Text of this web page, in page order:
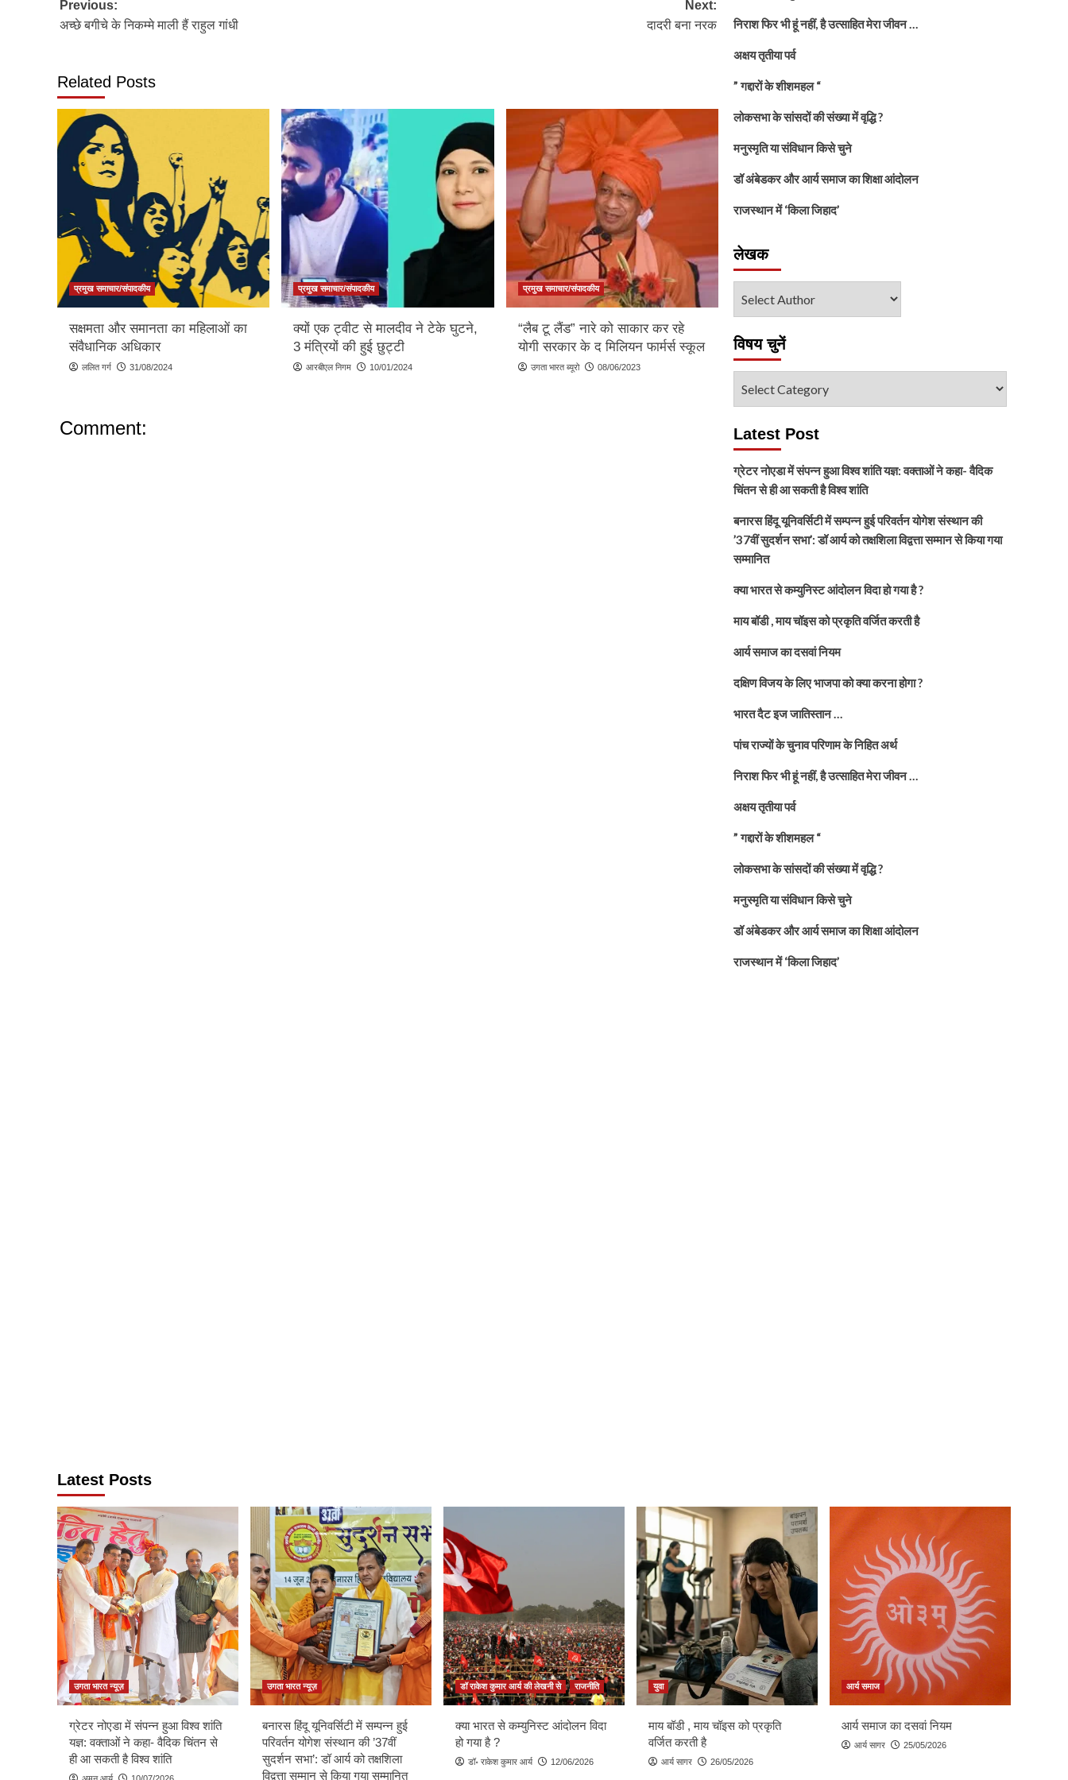
Post
navigation
Previous:
अच्छे बगीचे के निकम्मे माली हैं राहुल गांधी
Next:
दादरी बना नरक
Related Posts
प्रमुख समाचार/संपादकीय
सक्षमता और समानता का महिलाओं का
संवैधानिक अधिकार
ललित गर्ग 31/08/2024
प्रमुख समाचार/संपादकीय
क्यों एक ट्वीट से मालदीव ने टेके घुटने,
3 मंत्रियों की हुई छुट्टी
आरबीएल निगम 10/01/2024
प्रमुख समाचार/संपादकीय
“लैब टू लैंड” नारे को साकार कर रहे
योगी सरकार के द मिलियन फार्मर्स स्कूल
उगता भारत ब्यूरो 08/06/2023
Comment:
निराश फिर भी हूं नहीं, है उत्साहित मेरा जीवन …
अक्षय तृतीया पर्व
” गद्दारों के शीशमहल “
लोकसभा के सांसदों की संख्या में वृद्धि ?
मनुस्मृति या संविधान किसे चुने
डॉ अंबेडकर और आर्य समाज का शिक्षा आंदोलन
राजस्थान में ‘किला जिहाद’
लेखक
विषय चुनें
Latest Post
ग्रेटर नोएडा में संपन्न हुआ विश्व शांति यज्ञ: वक्ताओं ने कहा- वैदिक
चिंतन से ही आ सकती है विश्व शांति
बनारस हिंदू यूनिवर्सिटी में सम्पन्न हुई परिवर्तन योगेश संस्थान की
’37वीं सुदर्शन सभा’: डॉ आर्य को तक्षशिला विद्वत्ता सम्मान से किया गया
सम्मानित
क्या भारत से कम्युनिस्ट आंदोलन विदा हो गया है ?
माय बॉडी , माय चॉइस को प्रकृति वर्जित करती है
आर्य समाज का दसवां नियम
दक्षिण विजय के लिए भाजपा को क्या करना होगा ?
भारत दैट इज जातिस्तान …
पांच राज्यों के चुनाव परिणाम के निहित अर्थ
निराश फिर भी हूं नहीं, है उत्साहित मेरा जीवन …
अक्षय तृतीया पर्व
” गद्दारों के शीशमहल “
लोकसभा के सांसदों की संख्या में वृद्धि ?
मनुस्मृति या संविधान किसे चुने
डॉ अंबेडकर और आर्य समाज का शिक्षा आंदोलन
राजस्थान में ‘किला जिहाद’
Latest Posts
उगता भारत न्यूज़
ग्रेटर नोएडा में संपन्न हुआ विश्व शांति
यज्ञ: वक्ताओं ने कहा- वैदिक चिंतन से
ही आ सकती है विश्व शांति
उगता भारत न्यूज़
बनारस हिंदू यूनिवर्सिटी में सम्पन्न हुई
परिवर्तन योगेश संस्थान की ’37वीं
सुदर्शन सभा’: डॉ आर्य को तक्षशिला
विद्वत्ता सम्मान से किया गया सम्मानित
डॉ राकेश कुमार आर्य की लेखनी से राजनीति
क्या भारत से कम्युनिस्ट आंदोलन विदा
हो गया है ?
डॉ॰ राकेश कुमार आर्य 12/06/2026
युवा
माय बॉडी , माय चॉइस को प्रकृति
वर्जित करती है
आर्य सागर 26/05/2026
आर्य समाज
आर्य समाज का दसवां नियम
आर्य सागर 25/05/2026